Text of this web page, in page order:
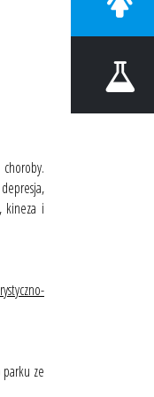
kineza i
ze